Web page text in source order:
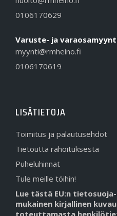
0106170629
Varuste- ja
myynti@rmheino.fi
0106170619
LISÄTIETOJA
Toimitus ja palautusehdot
Tietoutta rahoituksesta
Puheluhinnat
Tule meille töihin!
Lue tästä EU:n
mukainen kirjallinen
toteuttamasta